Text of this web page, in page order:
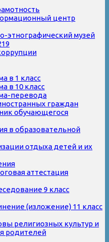
центр
этнографический музей
в 1 класс
в 10 класс
перевода
граждан
обучающегося
в образовательной
отдыха детей и их
аттестация
9 класс
(изложение) 11 класс
религиозных культур и
родителей